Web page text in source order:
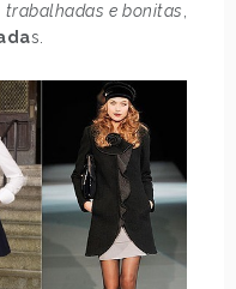
trabalhadas e bonitas
s.